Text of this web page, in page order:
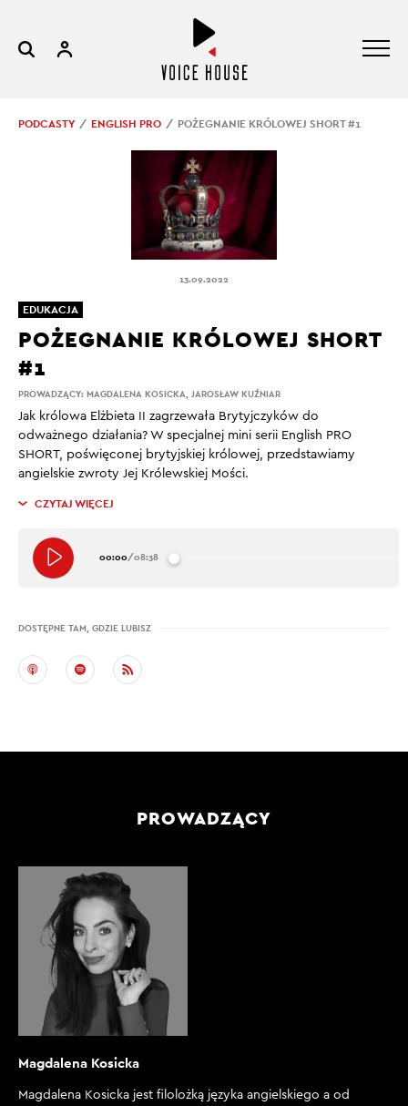
PODCASTY ENGLISH PRO POŻEGNANIE KRÓLOWEJ SHORT #1
13.09.2022
PROWADZĄCY: MAGDALENA KOSICKA, JAROSŁAW KUŹNIAR
POŻEGNANIE KRÓLOWEJ SHORT
#1
Jak królowa Elżbieta II zagrzewała Brytyjczyków do
odważnego działania? W specjalnej mini serii English PRO
SHORT, poświęconej brytyjskiej królowej, przedstawiamy
angielskie zwroty Jej Królewskiej Mości.
CZYTAJ WIĘCEJ
00:00/08:38
DOSTĘPNE TAM, GDZIE LUBISZ
EDUKACJA
PROWADZĄCY
Magdalena Kosicka
Magdalena Kosicka jest filolożką języka angielskiego a od